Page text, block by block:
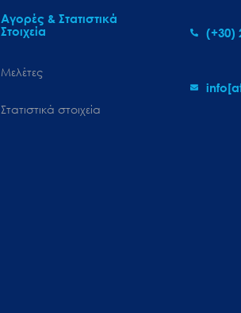
Αγορές & Στατιστικά
Στοιχεία
Μελέτες
Στατιστικά στοιχεία
(+30)